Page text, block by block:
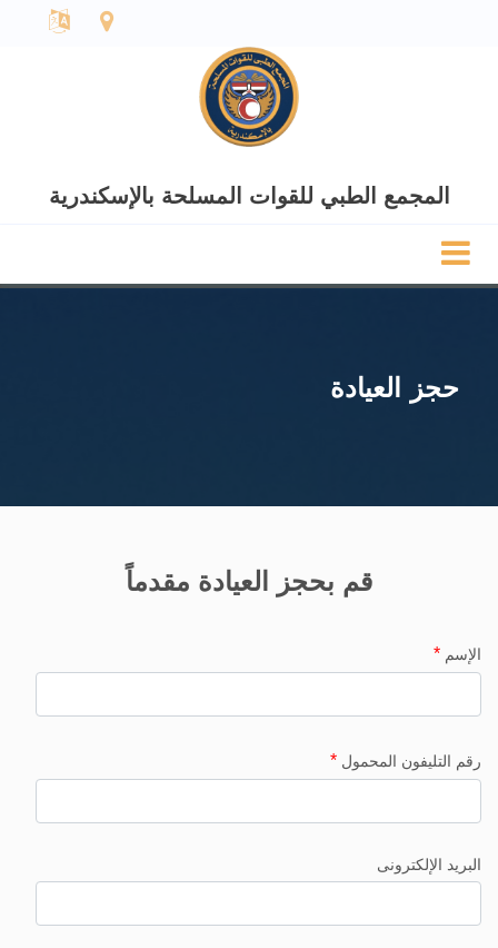
المجمع الطبي للقوات المسلحة بالإسكندرية
حجز العيادة
قم بحجز العيادة مقدماً
الإسم*
رقم التليفون المحمول*
البريد الإلكترونى